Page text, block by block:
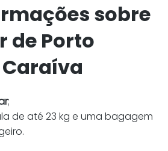
sobre
de Porto
;
de até 23 kg e uma bagagem